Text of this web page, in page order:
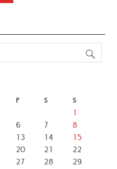
F S S
1
6 7
8
13 14
15
20 21
22
27 28
29